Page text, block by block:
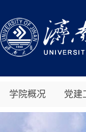
学院概况 党建